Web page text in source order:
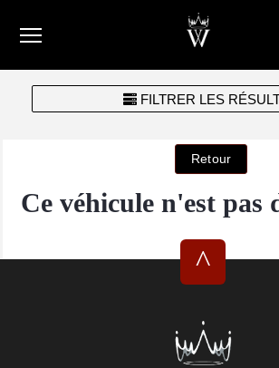
FILTRER LES
Ce véhicule n'est pas
^